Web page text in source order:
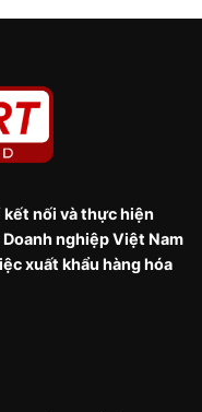
kết nối và thực hiện
nghiệp Việt Nam
xuất khẩu hàng hóa